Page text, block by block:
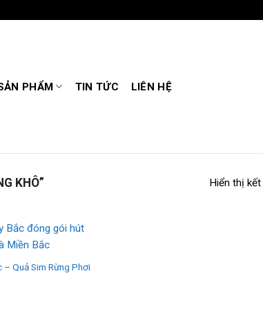
PHẨM TIN TỨC LIÊN HỆ
KHÔ” Hiển thị
– Quả Sim Rừng Phơi